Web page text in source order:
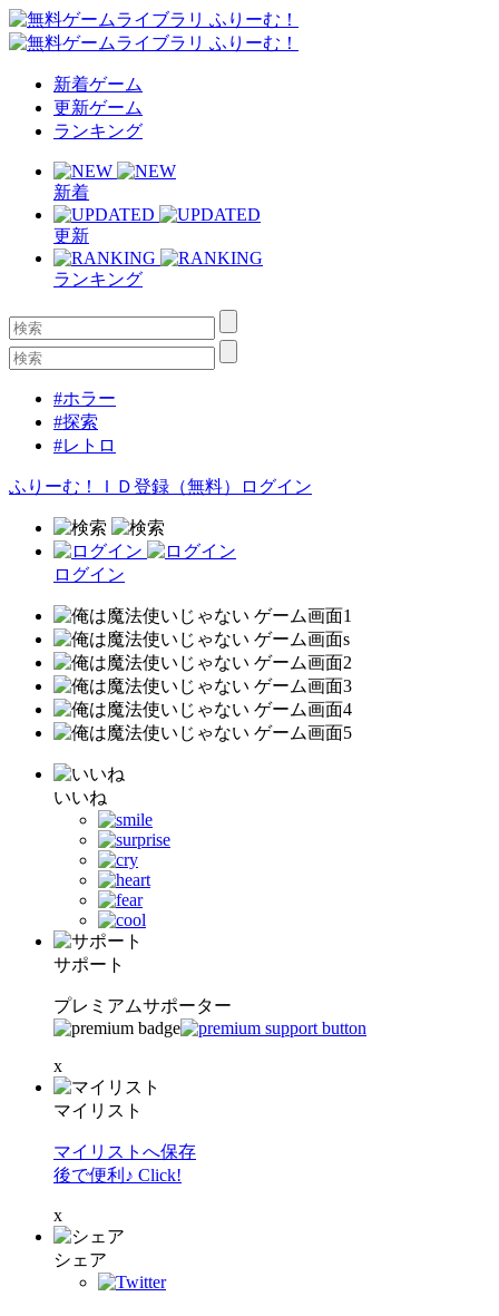
新着ゲーム
更新ゲーム
ランキング
新着
更新
ランキング
#ホラー
#探索
#レトロ
ふりーむ！ＩＤ登録（無料） ログイン
ログイン
いいね
サポート
プレミアムサポーター
x
マイリスト
マイリストへ保存
後で便利♪ Click!
x
シェア